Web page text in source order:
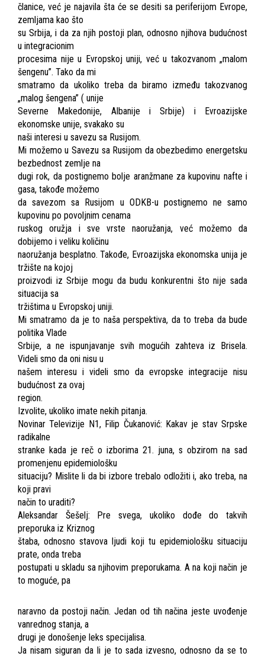
članice, već je najavila šta će se desiti sa periferijom Evrope,
zemljama kao što
su Srbija, i da za njih postoji plan, odnosno njihova budućnost
u integracionim
procesima nije u Evropskoj uniji, već u takozvanom „malom
šengenu”. Tako da mi
smatramo da ukoliko treba da biramo između takozvanog
„malog šengena” ( unije
Severne Makedonije, Albanije i Srbije) i Evroazijske
ekonomske unije, svakako su
naši interesi u savezu sa Rusijom.
Mi možemo u Savezu sa Rusijom da obezbedimo energetsku
bezbednost zemlje na
dugi rok, da postignemo bolje aranžmane za kupovinu nafte i
gasa, takođe možemo
da savezom sa Rusijom u ODKB-u postignemo ne samo
kupovinu po povoljnim cenama
ruskog oružja i sve vrste naoružanja, već možemo da
dobijemo i veliku količinu
naoružanja besplatno. Takođe, Evroazijska ekonomska unija je
tržište na kojoj
proizvodi iz Srbije mogu da budu konkurentni što nije sada
situacija sa
tržištima u Evropskoj uniji.
Mi smatramo da je to naša perspektiva, da to treba da bude
politika Vlade
Srbije, a ne ispunjavanje svih mogućih zahteva iz Brisela.
Videli smo da oni nisu u
našem interesu i videli smo da evropske integracije nisu
budućnost za ovaj
region.
Izvolite, ukoliko imate nekih pitanja.
Novinar Televizije N1, Filip Čukanović: Kakav je stav Srpske
radikalne
stranke kada je reč o izborima 21. juna, s obzirom na sad
promenjenu epidemiološku
situaciju? Mislite li da bi izbore trebalo odložiti i, ako treba, na
koji pravi
način to uraditi?
Aleksandar Šešelj: Pre svega, ukoliko dođe do takvih
preporuka iz Kriznog
štaba, odnosno stavova ljudi koji tu epidemiološku situaciju
prate, onda treba
postupati u skladu sa njihovim preporukama. A na koji način je
to moguće, pa
naravno da postoji način. Jedan od tih načina jeste uvođenje
vanrednog stanja, a
drugi je donošenje leks specijalisa.
Ja nisam siguran da li je to sada izvesno, odnosno da se to